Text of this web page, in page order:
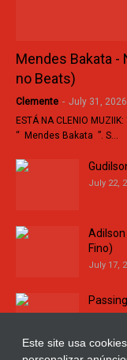
Este site usa
Mendes Bakata -
no Beats)
Clemente - July 31, 2026
ESTÁ NA CLENIO
“ Mendes Bakata ”. S…
July 22,
Adilson
Fino)
July 17,